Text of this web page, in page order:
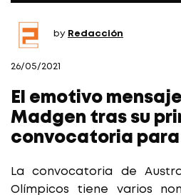
by Redacción
26/05/2021
El emotivo
Madgen tras su
convocatoria para
La convocatoria de
Olímpicos tiene varios